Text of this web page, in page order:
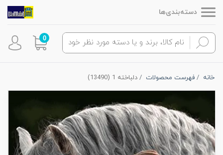
دسته‌بندی‌ها
0
خانه فهرست محصولات دلباخته 1 (13490)